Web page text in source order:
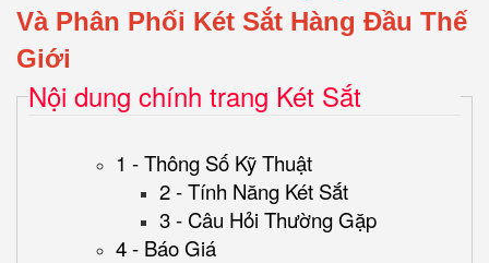
Và Phân Phối Két Sắt Hàng Đầu Thế
Giới
Nội dung chính trang Két Sắt
1 - Thông Số Kỹ Thuật
2 - Tính Năng Két Sắt
3 - Câu Hỏi Thường Gặp
4 - Báo Giá